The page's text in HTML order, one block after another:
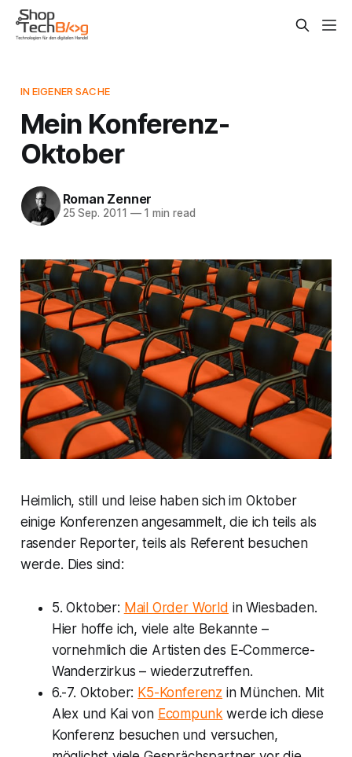
IN EIGENER SACHE
Mein Konferenz-
Oktober
Roman Zenner
25 Sep. 2011 —1 min read
Heimlich, still und leise haben sich im Oktober
einige Konferenzen angesammelt, die ich teils als
rasender Reporter, teils als Referent besuchen
werde. Dies sind:
5. Oktober: Mail Order World in Wiesbaden.
Hier hoffe ich, viele alte Bekannte –
vornehmlich die Artisten des E-Commerce-
Wanderzirkus – wiederzutreffen.
6.-7. Oktober: K5-Konferenz in München. Mit
Alex und Kai von Ecompunkwerde ich diese
Konferenz besuchen und versuchen,